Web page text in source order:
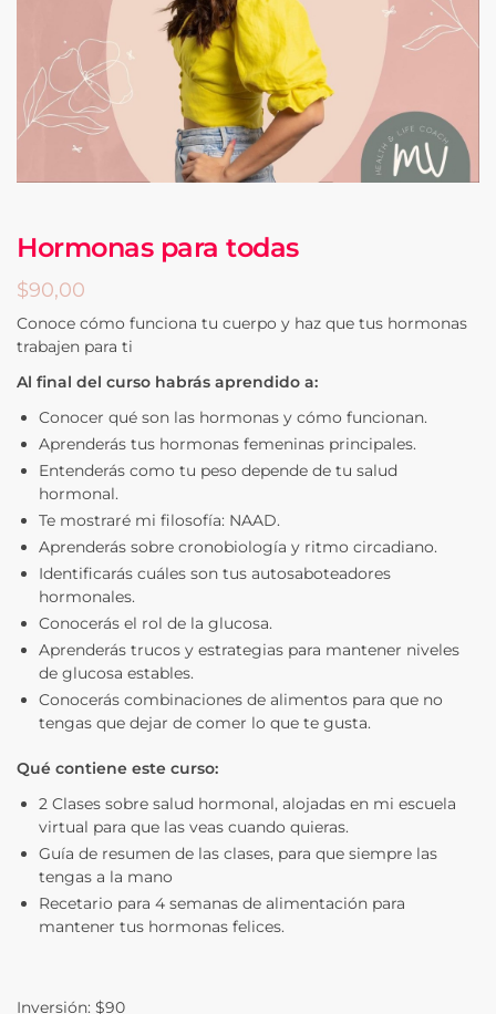
Hormonas para todas
$90,00
Conoce cómo funciona tu cuerpo y haz que tus hormonas
trabajen para ti
Al final del curso habrás aprendido a:
Conocer qué son las hormonas y cómo funcionan.
Aprenderás tus hormonas femeninas principales.
Entenderás como tu peso depende de tu salud
hormonal.
Te mostraré mi filosofía: NAAD.
Aprenderás sobre cronobiología y ritmo circadiano.
Identificarás cuáles son tus autosaboteadores
hormonales.
Conocerás el rol de la glucosa.
Aprenderás trucos y estrategias para mantener niveles
de glucosa estables.
Conocerás combinaciones de alimentos para que no
tengas que dejar de comer lo que te gusta.
Qué contiene este curso:
2 Clases sobre salud hormonal, alojadas en mi escuela
virtual para que las veas cuando quieras.
Guía de resumen de las clases, para que siempre las
tengas a la mano
Recetario para 4 semanas de alimentación para
mantener tus hormonas felices.
Inversión: $90